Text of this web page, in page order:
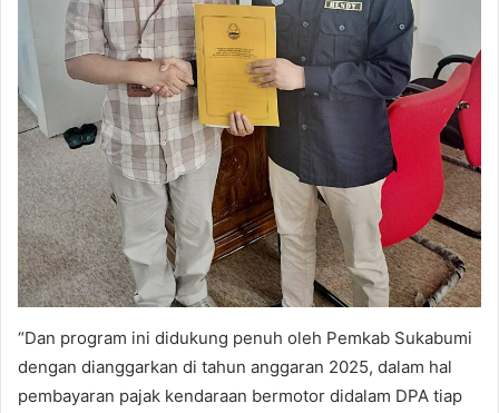
“Dan program ini didukung penuh oleh Pemkab Sukabumi
dengan dianggarkan di tahun anggaran 2025, dalam hal
pembayaran pajak kendaraan bermotor didalam DPA tiap